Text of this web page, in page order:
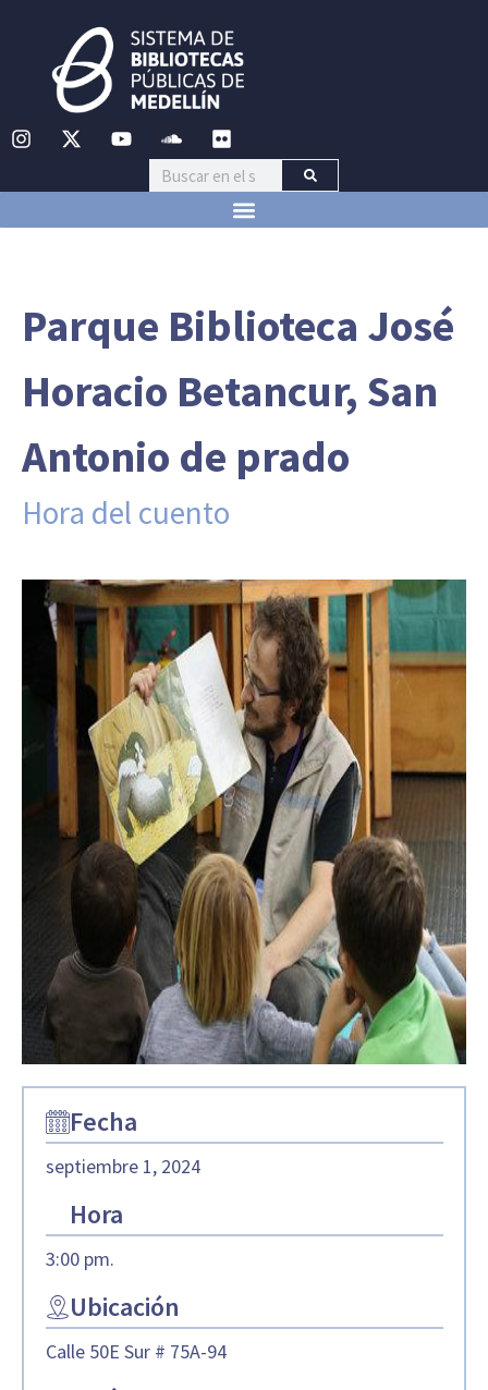
Parque Biblioteca José
Horacio Betancur, San
Antonio de prado
Hora del cuento
Fecha
septiembre 1, 2024
Hora
3:00 pm.
Ubicación
Calle 50E Sur # 75A-94